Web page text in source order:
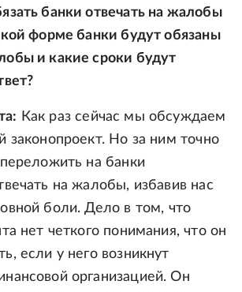
банки отвечать на жалобы
форме банки будут обязаны
и какие сроки будут
Как раз сейчас мы обсуждаем
законопроект. Но за ним точно
на банки
на жалобы, избавив нас
боли. Дело в том, что
нет четкого понимания, что он
если у него возникнут
организацией. Он